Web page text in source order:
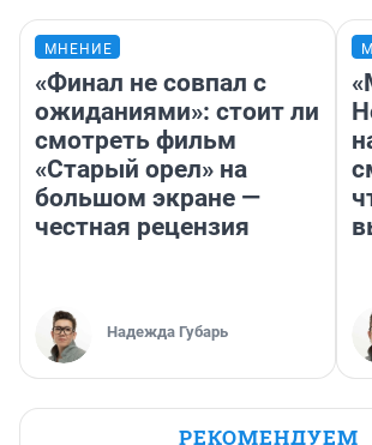
МНЕНИЕ
«Финал не совпал с
ожиданиями»: стоит ли
смотреть фильм
«Старый орел» на
большом экране —
честная рецензия
Надежда Губарь
РЕКОМЕНДУЕМ